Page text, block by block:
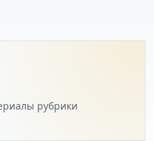
рубрики